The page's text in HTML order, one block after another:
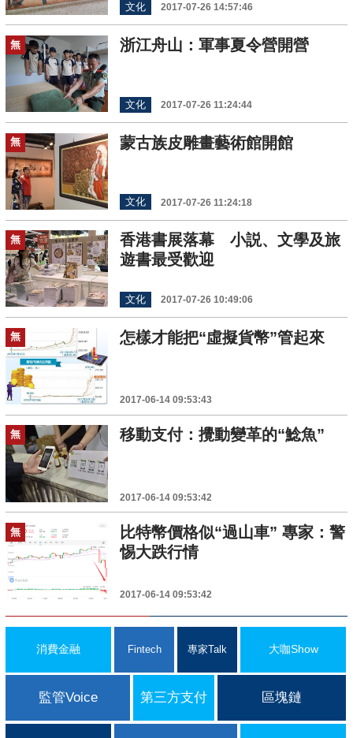
文化 2017-07-26 14:57:46
無 浙江舟山：軍事夏令營開營
文化 2017-07-26 11:24:44
無 蒙古族皮雕畫藝術館開館
文化 2017-07-26 11:24:18
無
香港書展落幕 小説、文學及旅
遊書最受歡迎
文化 2017-07-26 10:49:06
無 怎樣才能把“虛擬貨幣”管起來
2017-06-14 09:53:43
無 移動支付：攪動變革的“鯰魚”
2017-06-14 09:53:42
無
比特幣價格似“過山車” 專家：警
惕大跌行情
2017-06-14 09:53:42
消費金融 Fintech 專家Talk 大咖Show
監管Voice 第三方支付 區塊鏈